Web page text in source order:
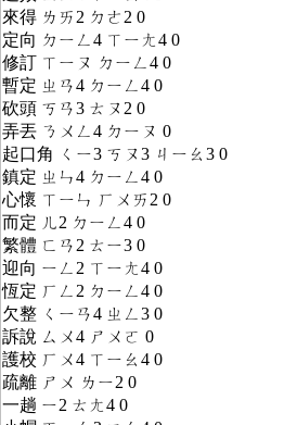
來得 ㄌㄞ2 ㄉㄜ2 0
定向 ㄉㄧㄥ4 ㄒㄧㄤ4 0
修訂 ㄒㄧㄡ ㄉㄧㄥ4 0
暫定 ㄓㄢ4 ㄉㄧㄥ4 0
砍頭 ㄎㄢ3 ㄊㄡ2 0
弄丟 ㄋㄨㄥ4 ㄉㄧㄡ 0
起口角 ㄑㄧ3 ㄎㄡ3 ㄐㄧㄠ3 0
鎮定 ㄓㄣ4 ㄉㄧㄥ4 0
心懷 ㄒㄧㄣ ㄏㄨㄞ2 0
而定 ㄦ2 ㄉㄧㄥ4 0
繁體 ㄈㄢ2 ㄊㄧ3 0
迎向 ㄧㄥ2 ㄒㄧㄤ4 0
恆定 ㄏㄥ2 ㄉㄧㄥ4 0
欠整 ㄑㄧㄢ4 ㄓㄥ3 0
訴說 ㄙㄨ4 ㄕㄨㄛ 0
護校 ㄏㄨ4 ㄒㄧㄠ4 0
疏離 ㄕㄨ ㄌㄧ2 0
一趟 ㄧ2 ㄊㄤ4 0